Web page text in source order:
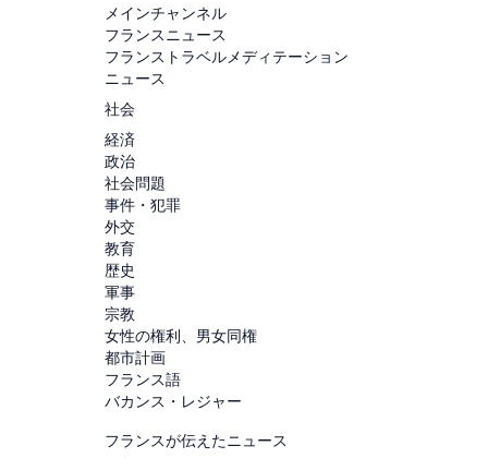
メインチャンネル
フランスニュース
フランストラベルメディテーション
ニュース
社会
経済
政治
社会問題
事件・犯罪
外交
教育
歴史
軍事
宗教
女性の権利、男女同権
都市計画
フランス語
バカンス・レジャー
フランスが伝えたニュース